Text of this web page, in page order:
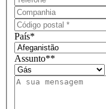
País*
Assunto**